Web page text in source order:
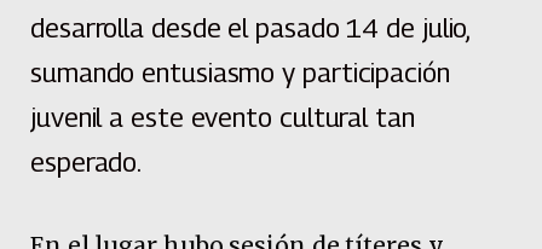
desarrolla desde el pasado 14 de julio,
sumando entusiasmo y participación
juvenil a este evento cultural tan
esperado.